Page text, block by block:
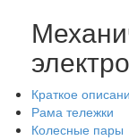
Краткое
Рама тележки
Колесные пары